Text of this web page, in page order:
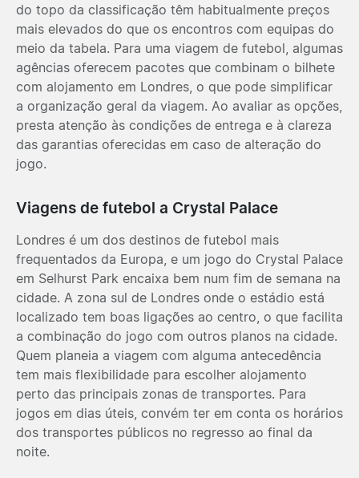
do topo da classificação têm habitualmente preços
mais elevados do que os encontros com equipas do
meio da tabela. Para uma viagem de futebol, algumas
agências oferecem pacotes que combinam o bilhete
com alojamento em Londres, o que pode simplificar
a organização geral da viagem. Ao avaliar as opções,
presta atenção às condições de entrega e à clareza
das garantias oferecidas em caso de alteração do
jogo.
Viagens de futebol a Crystal Palace
Londres é um dos destinos de futebol mais
frequentados da Europa, e um jogo do Crystal Palace
em Selhurst Park encaixa bem num fim de semana na
cidade. A zona sul de Londres onde o estádio está
localizado tem boas ligações ao centro, o que facilita
a combinação do jogo com outros planos na cidade.
Quem planeia a viagem com alguma antecedência
tem mais flexibilidade para escolher alojamento
perto das principais zonas de transportes. Para
jogos em dias úteis, convém ter em conta os horários
dos transportes públicos no regresso ao final da
noite.